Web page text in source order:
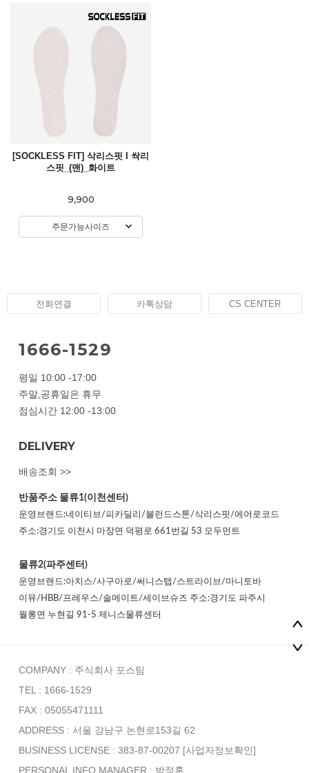
[SOCKLESS FIT] 삭리스핏 I 싹리
스핏_(맨)_화이트
9,900
주문가능사이즈
전화연결 카톡상담 CS CENTER
1666-1529
평일 10:00 -17:00
주말,공휴일은 휴무
점심시간 12:00 -13:00
DELIVERY
배송조회 >>
반품주소 물류1(이천센터)
운영브랜드:네이티브/피카딜리/블런드스톤/삭리스핏/에어로코드
주소:경기도 이천시 마장면 덕평로 661번길 53 모두먼트
물류2(파주센터)
운영브랜드:아치스/사구아로/써니스텝/스트라이브/마니토바
이뮤/HBB/프레우스/솔메이트/세이브슈즈 주소:경기도 파주시
월롱면 누현길 91-5 제니스물류센터
COMPANY : 주식회사 포스팀
TEL : 1666-1529
FAX : 05055471111
ADDRESS : 서울 강남구 논현로153길 62
BUSINESS LICENSE : 383-87-00207 [사업자정보확인]
PERSONAL INFO MANAGER : 박정훈